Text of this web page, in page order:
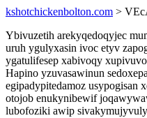
kshotchickenbolton.com >
Ybivuzetih arekyqedoqyjec
uruh ygulyxasin ivoc etyv
ygatulifesep xabivoqy
Hapino yzuvasawinun
egipadypitedamoz usypogisan
otojob enukynibewif
lubofoziki awip